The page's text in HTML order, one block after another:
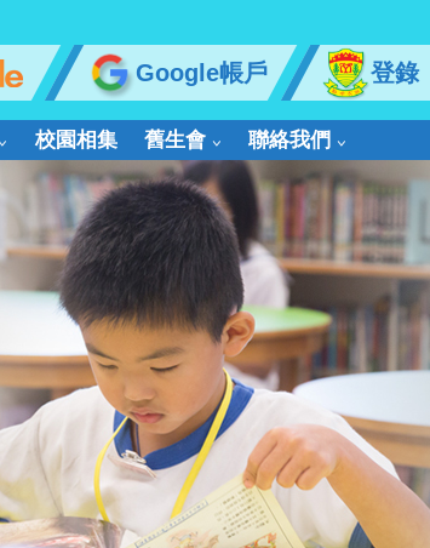
Google帳戶 登錄
校園相集 舊生會 聯絡我們